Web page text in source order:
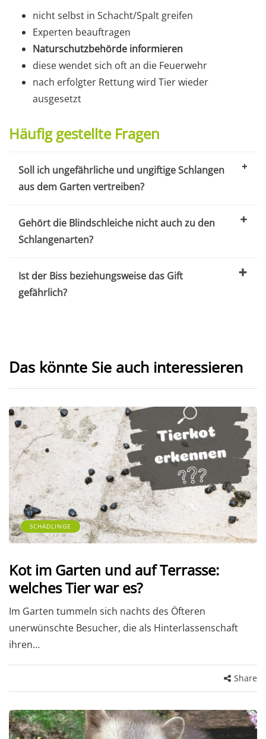
nicht selbst in Schacht/Spalt greifen
Experten beauftragen
Naturschutzbehörde informieren
diese wendet sich oft an die Feuerwehr
nach erfolgter Rettung wird Tier wieder
ausgesetzt
Häufig gestellte Fragen
Soll ich ungefährliche und ungiftige Schlangen
aus dem Garten vertreiben?
Gehört die Blindschleiche nicht auch zu den
Schlangenarten?
Ist der Biss beziehungsweise das Gift
gefährlich?
Das könnte Sie auch interessieren
SCHÄDLINGE
Kot im Garten und auf Terrasse:
welches Tier war es?
Im Garten tummeln sich nachts des Öfteren
unerwünschte Besucher, die als Hinterlassenschaft
ihren…
Share